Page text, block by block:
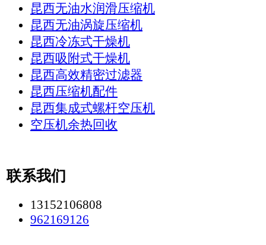
昆西无油水润滑压缩机
昆西无油涡旋压缩机
昆西冷冻式干燥机
昆西吸附式干燥机
昆西高效精密过滤器
昆西压缩机配件
昆西集成式螺杆空压机
空压机余热回收
联系我们
13152106808
962169126